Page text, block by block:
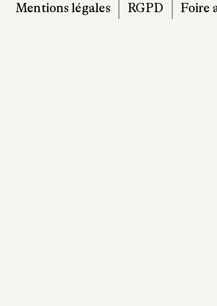
Mentions légales RGPD Foire